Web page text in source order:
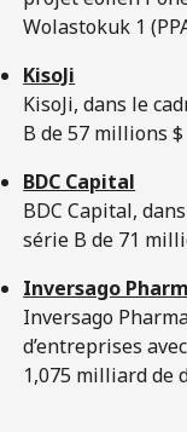
Wolastokuk 1
KisoJi
KisoJi, dans le
B de 57 millions $
BDC Capital
BDC Capital,
série B de 71
Inversago
Inversago
d’entreprises
1,075 milliard de